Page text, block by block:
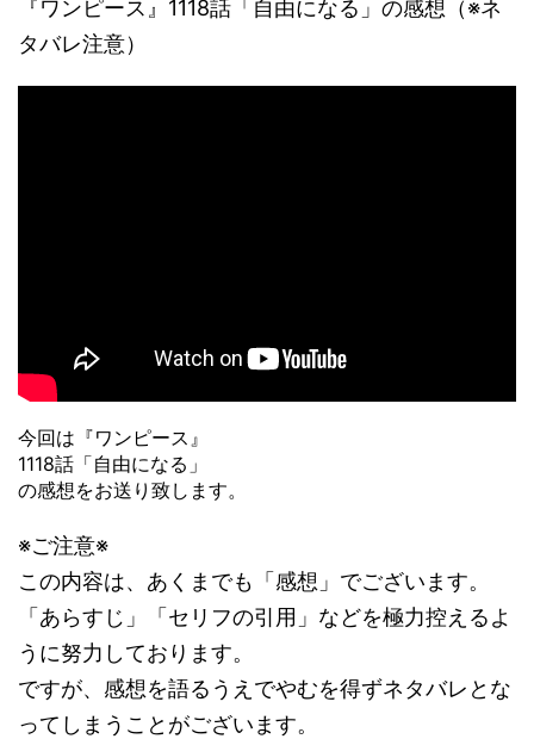
『ワンピース』1118話「自由になる」の感想（※ネ
タバレ注意）
今回は『ワンピース』
1118話「自由になる」
の感想をお送り致します。
※ご注意※
この内容は、あくまでも「感想」でございます。
「あらすじ」「セリフの引用」などを極力控えるよ
うに努力しております。
ですが、感想を語るうえでやむを得ずネタバレとな
ってしまうことがございます。